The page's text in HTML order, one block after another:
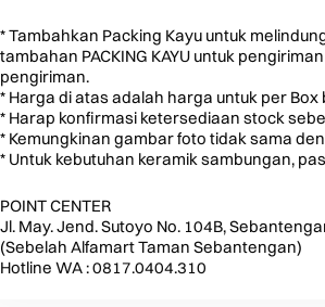
* Tambahkan Packing Kayu untuk
tambahan PACKING KAYU untuk
pengiriman.
* Harga di atas adalah harga untuk per
* Harap konfirmasi ketersediaan stock
* Kemungkinan gambar foto tidak sama
* Untuk kebutuhan keramik sambungan,
POINT CENTER
Jl. May. Jend. Sutoyo No. 104B,
(Sebelah Alfamart Taman Sebantengan)
Hotline WA : 0817.0404.310